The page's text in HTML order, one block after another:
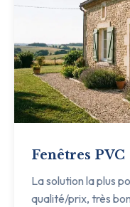
Fenêtres PVC
La solution la plus
qualité/prix, très